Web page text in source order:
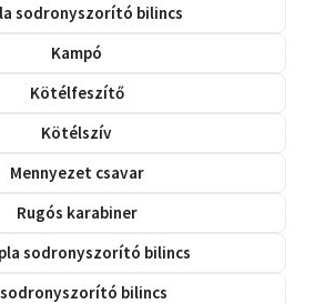
sodronyszorító bilincs
Kampó
Kötélfeszítő
Kötélszív
Mennyezet csavar
Rugós karabiner
sodronyszorító bilincs
sodronyszorító bilincs